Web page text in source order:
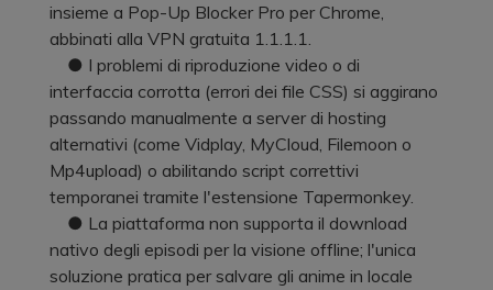
insieme a Pop-Up Blocker Pro per Chrome,
abbinati alla VPN gratuita 1.1.1.1.
● I problemi di riproduzione video o di
interfaccia corrotta (errori dei file CSS) si aggirano
passando manualmente a server di hosting
alternativi (come Vidplay, MyCloud, Filemoon o
Mp4upload) o abilitando script correttivi
temporanei tramite l'estensione Tapermonkey.
● La piattaforma non supporta il download
nativo degli episodi per la visione offline; l'unica
soluzione pratica per salvare gli anime in locale